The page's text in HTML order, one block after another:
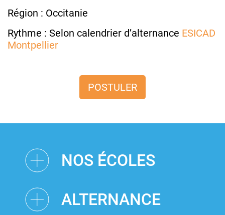
Région : Occitanie
Rythme : Selon calendrier d’alternance ESICAD
Montpellier
POSTULER
NOS ÉCOLES
ALTERNANCE